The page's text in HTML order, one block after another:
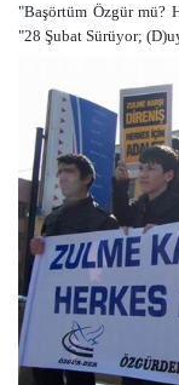
"Başörtüm Özgür mü?
"28 Şubat Sürüyor;